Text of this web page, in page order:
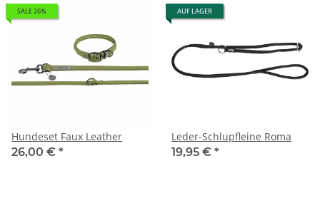
SALE 26%
Hundeset Faux Leather
26,00 € *
AUF LAGER
Leder-Schlupfleine Roma
19,95 € *